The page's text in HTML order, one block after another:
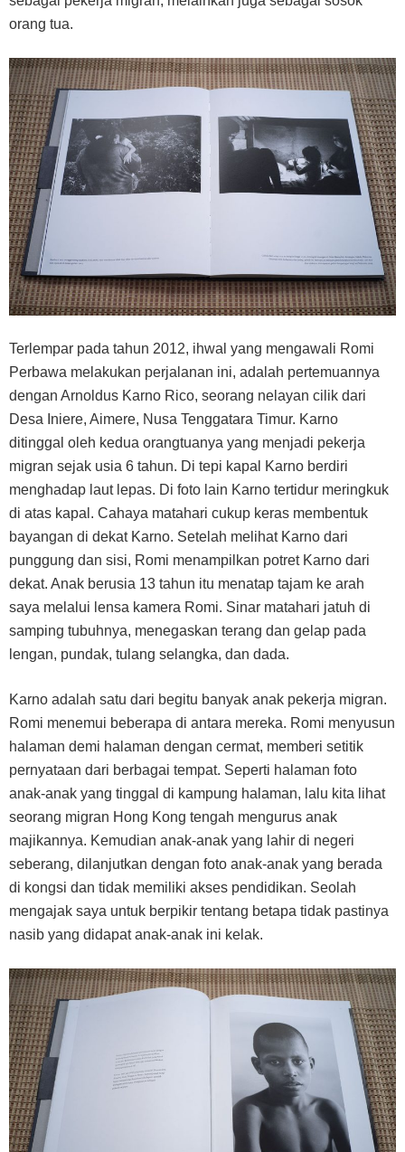
orang tua.
Terlempar pada tahun 2012, ihwal yang mengawali Romi
Perbawa melakukan perjalanan ini, adalah pertemuannya
dengan Arnoldus Karno Rico, seorang nelayan cilik dari
Desa Iniere, Aimere, Nusa Tenggatara Timur. Karno
ditinggal oleh kedua orangtuanya yang menjadi pekerja
migran sejak usia 6 tahun. Di tepi kapal Karno berdiri
menghadap laut lepas. Di foto lain Karno tertidur meringkuk
di atas kapal. Cahaya matahari cukup keras membentuk
bayangan di dekat Karno. Setelah melihat Karno dari
punggung dan sisi, Romi menampilkan potret Karno dari
dekat. Anak berusia 13 tahun itu menatap tajam ke arah
saya melalui lensa kamera Romi. Sinar matahari jatuh di
samping tubuhnya, menegaskan terang dan gelap pada
lengan, pundak, tulang selangka, dan dada.
Karno adalah satu dari begitu banyak anak pekerja migran.
Romi menemui beberapa di antara mereka. Romi menyusun
halaman demi halaman dengan cermat, memberi setitik
pernyataan dari berbagai tempat. Seperti halaman foto
anak-anak yang tinggal di kampung halaman, lalu kita lihat
seorang migran Hong Kong tengah mengurus anak
majikannya. Kemudian anak-anak yang lahir di negeri
seberang, dilanjutkan dengan foto anak-anak yang berada
di kongsi dan tidak memiliki akses pendidikan. Seolah
mengajak saya untuk berpikir tentang betapa tidak pastinya
nasib yang didapat anak-anak ini kelak.